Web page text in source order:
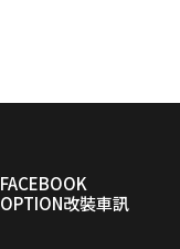
FACEBOOK
OPTION改裝車訊